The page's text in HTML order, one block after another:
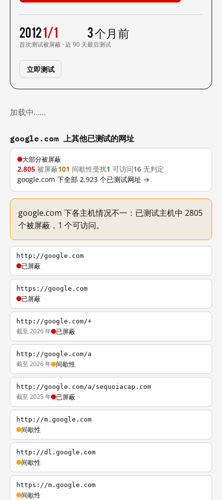
2012
首次测试
1/1
被屏蔽 · 近 90 天
3 个月前
最后测试
立即测试
加载中……
google.com 上其他已测试的网址
大部分被屏蔽
2,805 被屏蔽101 间歇性受扰1 可访问16 无判定
google.com 下全部 2,923 个已测试网址 →
google.com 下各主机情况不一：已测试主机中 2805
个被屏蔽，1 个可访问。
http://google.com
已屏蔽
https://google.com
已屏蔽
http://google.com/+
截至 2026 年 已屏蔽
http://google.com/a
截至 2026 年 间歇性
http://google.com/a/sequoiacap.com
截至 2025 年 已屏蔽
http://m.google.com
间歇性
http://dl.google.com
间歇性
https://m.google.com
间歇性